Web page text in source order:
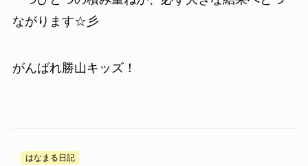
ながります☆彡
がんばれ勝山キッズ！
はなまる日記